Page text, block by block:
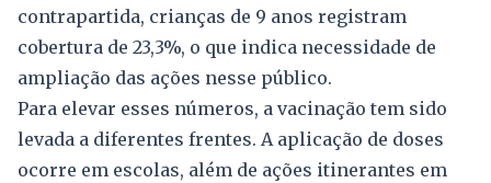
contrapartida, crianças de 9 anos registram
cobertura de 23,3%, o que indica necessidade de
ampliação das ações nesse público.
Para elevar esses números, a vacinação tem sido
levada a diferentes frentes. A aplicação de doses
ocorre em escolas, além de ações itinerantes em